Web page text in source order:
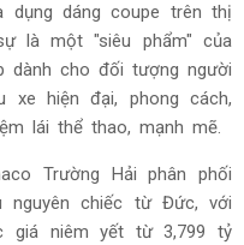
dụng dáng coupe trên thị
là một "siêu phẩm" của
dành cho đối tượng người
hiện đại, phong cách,
lái thể thao, mạnh mẽ.
Trường Hải phân phối
nguyên chiếc từ Đức, với
giá niêm yết từ 3,799 tỷ